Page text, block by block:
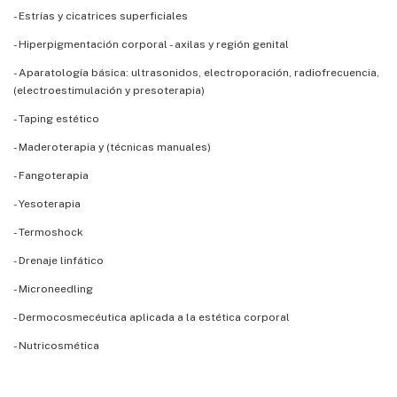
- Estrías y cicatrices superficiales
- Hiperpigmentación corporal - axilas y región genital
- Aparatología básica: ultrasonidos, electroporación, radiofrecuencia,
(electroestimulación y presoterapia)
- Taping estético
- Maderoterapia y (técnicas manuales)
- Fangoterapia
- Yesoterapia
- Termoshock
- Drenaje linfático
- Microneedling
- Dermocosmecéutica aplicada a la estética corporal
- Nutricosmética